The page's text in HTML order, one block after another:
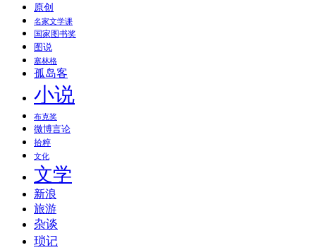
原创
名家文学课
国家图书奖
图说
塞林格
孤岛客
小说
布克奖
微博言论
拾粹
文化
文学
新浪
旅游
杂谈
琐记